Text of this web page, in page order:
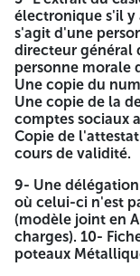
Direction
Adresse :BD 11
AVIS D'APPEL
EXIGENCE DE
N° : 02/AT/DOT48/
La Direction
Relizane lance un
avec exigence de
ACQUISITION DE
électronique s'il y
s'agit d'une
directeur général
personne morale
Une copie du
Une copie de la
comptes sociaux
Copie de
cours de validité.
9- Une
où celui-ci n'est
(modèle joint en
charges). 10-
poteaux